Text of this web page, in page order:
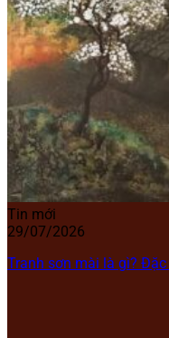
Tin mới
29/07/2026
Tranh sơn mài là gì?